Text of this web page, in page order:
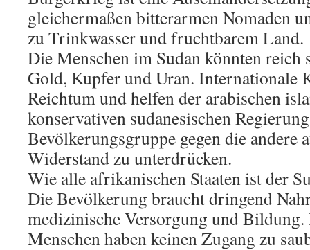
gleichermaßen bitterarmen Nomaden
zu Trinkwasser und fruchtbarem Land.
Die Menschen im Sudan könnten
Gold, Kupfer und Uran. Internationale
Reichtum und helfen der arabischen
konservativen sudanesischen
Bevölkerungsgruppe gegen die andere
Widerstand zu unterdrücken.
Wie alle afrikanischen Staaten ist der
Die Bevölkerung braucht dringend
medizinische Versorgung und Bildung.
Menschen haben keinen Zugang zu